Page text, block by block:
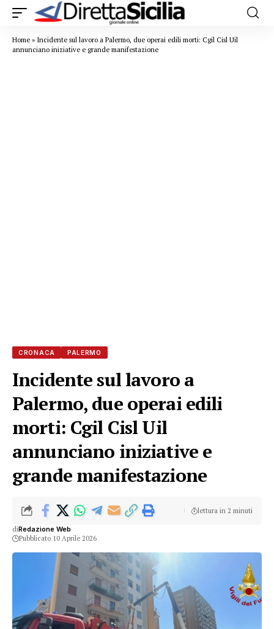
Home » Incidente sul lavoro a Palermo, due operai edili morti: Cgil Cisl Uil
annunciano iniziative e grande manifestazione
CRONACA PALERMO
Incidente sul lavoro a
Palermo, due operai edili
morti: Cgil Cisl Uil
annunciano iniziative e
grande manifestazione
diRedazione Web
Pubblicato 10 Aprile 2026
lettura in 2 minuti